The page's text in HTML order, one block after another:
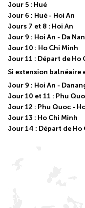
Jour 5 : Hué
Jour 6 : Hué - Hoi An
Jours 7 et 8 : Hoi An
Jour 9 : Hoi An - Da
Jour 10 : Ho Chi Minh
Jour 11 : Départ de Ho
Si extension balnéaire
Jour 9 : Hoi An -
Jour 10 et 11 : Phu
Jour 12 : Phu Quoc -
Jour 13 : Ho Chi Minh
Jour 14 : Départ de Ho